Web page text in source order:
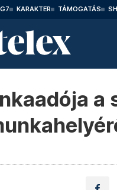
G7 KARAKTER TÁMOGATÁS
a